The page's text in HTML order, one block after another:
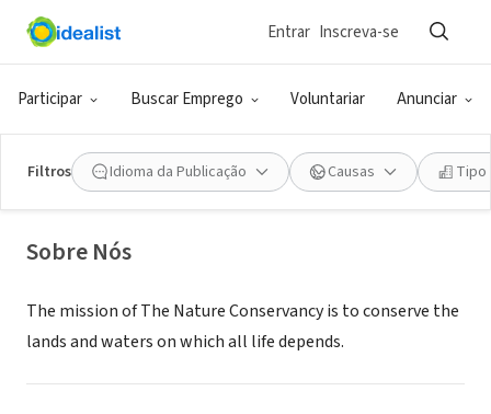
Participar Buscar Emprego Voluntariar Anunciar
Entrar Inscreva-se
Filtros Idioma da Publicação Causas Tipo
ONG (SETOR SOCIAL)
The Nature Conservancy,
Massachusetts Chapter
Boston, MA|www.nature.org/massachusetts
Sobre Nós
The mission of The Nature Conservancy is to conserve the
lands and waters on which all life depends.